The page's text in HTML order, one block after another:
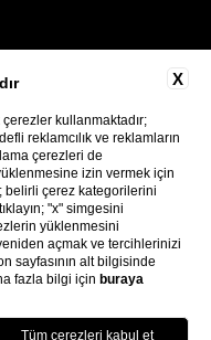
İLETIŞIM
GIZLILIK
COOKIE
ACCESSIBILITY
X
kullanmaktadır;
reklamcılık ve reklamların
çerezleri de
izin vermek için
belirli çerez kategorilerini
"x" simgesini
yüklenmesini
açmak ve tercihlerinizi
sayfasının alt bilgisinde
fazla bilgi için buraya